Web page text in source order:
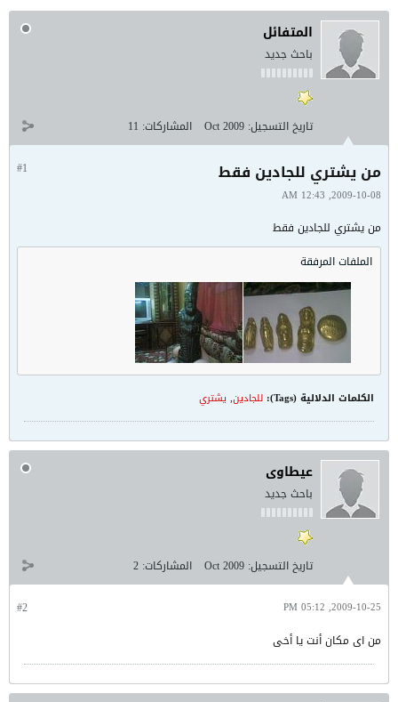
المتفائل
باحث جديد
تاريخ التسجيل: Oct 2009 المشاركات: 11
#1 من يشتري للجادين فقط
2009-10-08, 12:43 AM
من يشتري للجادين فقط
الملفات المرفقة
الكلمات الدلالية (Tags): للجادين, يشتري
عيطاوى
باحث جديد
تاريخ التسجيل: Oct 2009 المشاركات: 2
#2 2009-10-25, 05:12 PM
من اى مكان أنت يا أخى